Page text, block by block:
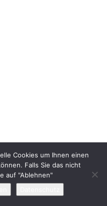
Cookies um Ihnen einen
Falls Sie das nicht
auf "Ablehnen"